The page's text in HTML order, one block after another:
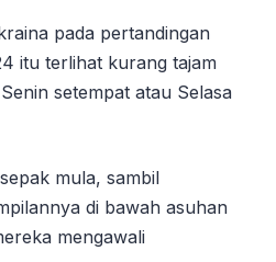
pada pertandingan
itu terlihat kurang tajam
setempat atau Selasa
mula, sambil
di bawah asuhan
mengawali